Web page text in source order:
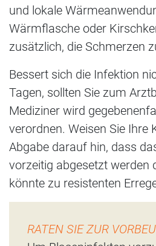
und lokale
Wärmflasche oder
zusätzlich, die Schmerzen
Bessert sich die Infektion
Tagen, sollten Sie zum
Mediziner wird
verordnen. Weisen Sie Ihre
Abgabe darauf hin, dass
vorzeitig abgesetzt werden
könnte zu resistenten
RATEN SIE ZUR